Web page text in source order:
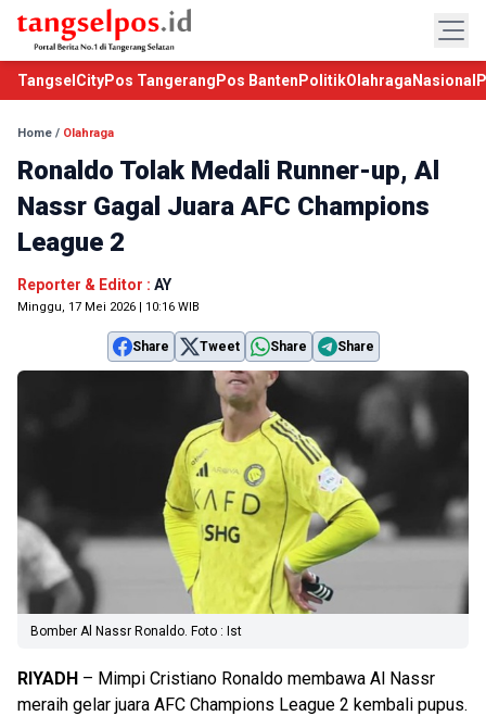
TangselCityPos Tangerang Pos Banten PolitikOlahraga Nasional
Home / Olahraga
Ronaldo Tolak Medali Runner-up, Al
Nassr Gagal Juara AFC Champions
League 2
Reporter & Editor : AY
Minggu, 17 Mei 2026 | 10:16 WIB
Share Tweet Share Share
Bomber Al Nassr Ronaldo. Foto : Ist
RIYADH – Mimpi Cristiano Ronaldo membawa Al Nassr
meraih gelar juara AFC Champions League 2 kembali pupus.